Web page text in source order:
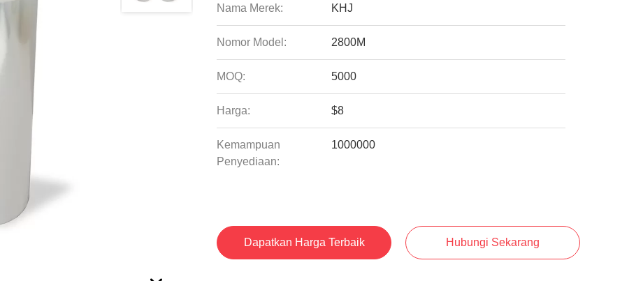
Nama Merek: KHJ
Nomor Model: 2800M
MOQ: 5000
Harga: $8
Kemampuan
Penyediaan:
1000000
Dapatkan Harga Terbaik Hubungi Sekarang